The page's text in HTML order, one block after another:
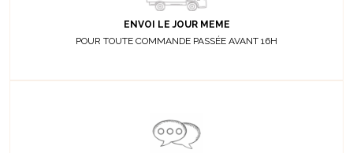
ENVOI LE JOUR MEME
POUR TOUTE COMMANDE PASSÉE AVANT 16H